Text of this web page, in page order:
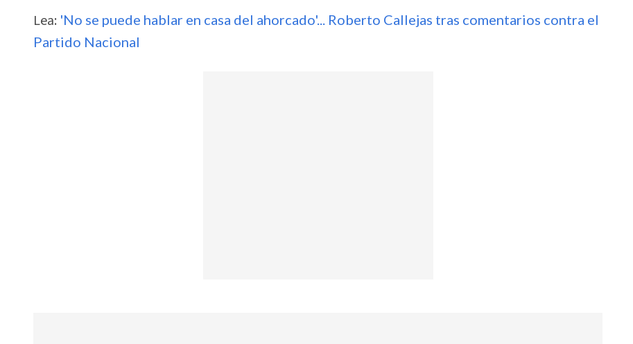
Lea: 'No se puede hablar en casa del ahorcado'... Roberto Callejas tras comentarios contra el
Partido Nacional